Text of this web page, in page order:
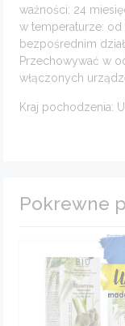
ważności: 24
w temperaturze: od
bezpośrednim
Przechowywać w
włączonych
Kraj pochodzenia:
Pokrewne